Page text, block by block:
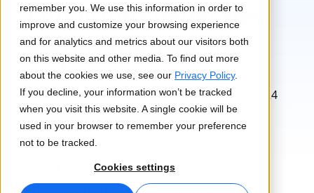
remember you. We use this information in order to
improve and customize your browsing experience
and for analytics and metrics about our visitors both
on this website and other media. To find out more
about the cookies we use, see our Privacy Policy.
If you decline, your information won’t be tracked
when you visit this website. A single cookie will be
used in your browser to remember your preference
not to be tracked.
Cookies settings
Interprétation
Communication fluide, partout
Médias et Divertissement
Donnez vie à vos contenus sur tous les écrans
Conseil et Externalisation
Lia Services
Géré par des experts
Lia Live
L'interprétation revisitée
Connectivité
Articles
Analyses d’experts sur le contenu global
Ebooks
Guides et stratégies approfondis
Webinaires à la demande
Durabilité
Partenaires
Actualités
Conditions générales
d'utilisation du site
web
Date de la dernière mise à jour : 12 février 2024
Éditeur du site web